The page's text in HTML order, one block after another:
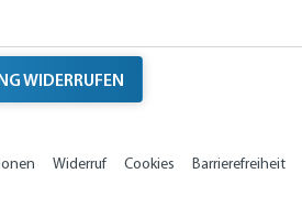
WIDERRUFEN
Widerruf Cookies Barrierefreiheit